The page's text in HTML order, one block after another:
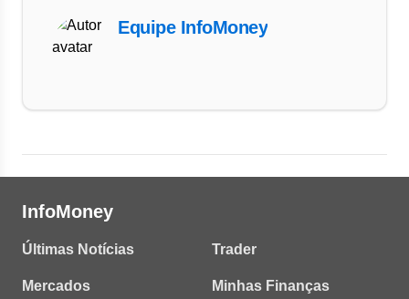
Equipe InfoMoney
InfoMoney
Últimas Notícias
Mercados
Trader
Minhas Finanças